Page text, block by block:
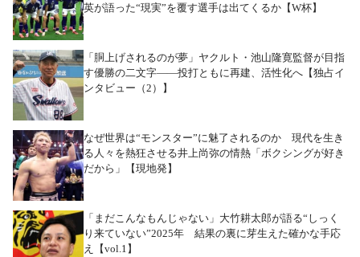
英が語った“現実”を覆す選手は出てくるか【W杯】
「胴上げされるのが夢」ヤクルト・池山隆寛監督が目指
す優勝の二文字――投打ともに再建、活性化へ【独占イ
ンタビュー（2）】
なぜ世界は“モンスター”に魅了されるのか 現代を生き
る人々を熱狂させる井上尚弥の情熱「ボクシングが好き
だから」【現地発】
「まだこんなもんじゃない」大竹耕太郎が語る“しっく
り来ていない”2025年 結果の裏に芽生えた確かな手応
え【vol.1】